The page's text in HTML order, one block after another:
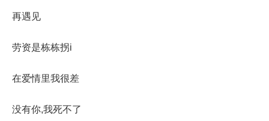
再遇见
劳资是栋栋拐i
在爱情里我很差
没有你,我死不了